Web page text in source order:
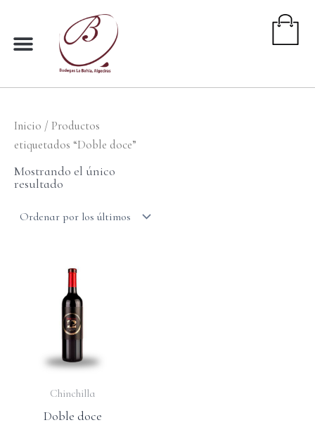
contenido
Inicio / Productos
etiquetados “Doble doce”
Mostrando el único
resultado
Chinchilla
Doble doce